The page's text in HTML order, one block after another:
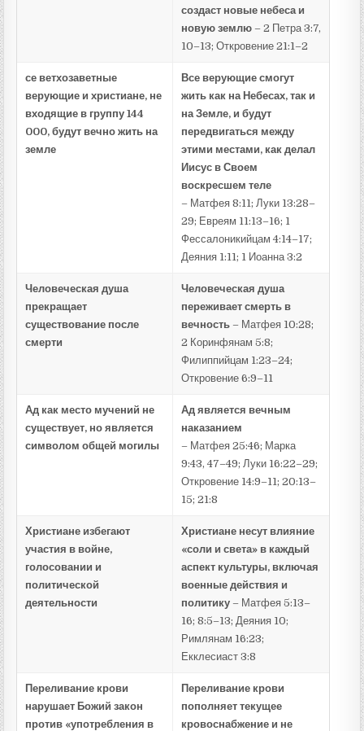
создаст новые небеса и
новую землю – 2 Петра 3:7,
10–13; Откровение 21:1–2
се ветхозаветные
верующие и христиане, не
входящие в группу 144
000, будут вечно жить на
земле
Все верующие смогут
жить как на Небесах, так и
на Земле, и будут
передвигаться между
этими местами, как делал
Иисус в Своем
воскресшем теле
– Матфея 8:11; Луки 13:28–
29; Евреям 11:13–16; 1
Фессалоникийцам 4:14–17;
Деяния 1:11; 1 Иоанна 3:2
Человеческая душа
прекращает
существование после
смерти
Человеческая душа
переживает смерть в
вечность – Матфея 10:28;
2 Коринфянам 5:8;
Филиппийцам 1:23–24;
Откровение 6:9–11
Ад как место мучений не
существует, но является
символом общей могилы
Ад является вечным
наказанием
– Матфея 25:46; Марка
9:43, 47–49; Луки 16:22–29;
Откровение 14:9–11; 20:13–
15; 21:8
Христиане избегают
участия в войне,
голосовании и
политической
деятельности
Христиане несут влияние
«соли и света» в каждый
аспект культуры, включая
военные действия и
политику – Матфея 5:13–
16; 8:5–13; Деяния 10;
Римлянам 16:23;
Екклесиаст 3:8
Переливание крови
нарушает Божий закон
против «употребления в
Переливание крови
пополняет текущее
кровоснабжение и не